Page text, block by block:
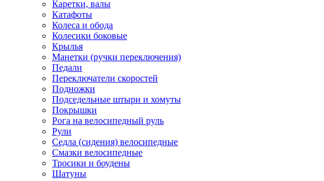
Каретки, валы
Катафоты
Колеса и обода
Колесики боковые
Крылья
Манетки (ручки переключения)
Педали
Переключатели скоростей
Подножки
Подседельные штыри и хомуты
Покрышки
Рога на велосипедный руль
Рули
Седла (сидения) велосипедные
Смазки велосипедные
Тросики и боудены
Шатуны